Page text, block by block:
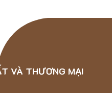
vệ sức khỏe gia đình, đặc
già.
thoải mái khi di chuyển
nghỉ.
VÀ THƯƠNG MẠI